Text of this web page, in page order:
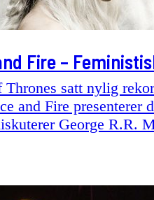
Fire –
Thrones satt nylig
and Fire presenterer
George R.R.